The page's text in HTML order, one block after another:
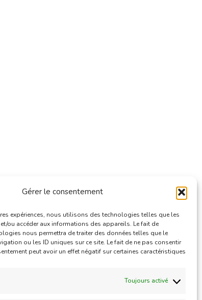
Gérer le consentement
expériences, nous utilisons des technologies telles que les
ou accéder aux informations des appareils. Le fait de
nous permettra de traiter des données telles que le
ou les ID uniques sur ce site. Le fait de ne pas consentir
peut avoir un effet négatif sur certaines caractéristiques
Toujours activé